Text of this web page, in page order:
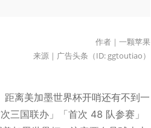
作者｜一颗苹果
来源｜广告头条（ID: ggtoutiao）
离美加墨世界杯开哨还有不到一
三国联办」「首次 48 队参赛」